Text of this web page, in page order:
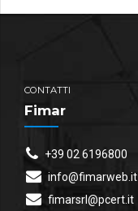
CONTATTI
Fimar
+39 02 6196800
info@fimarweb.it
fimarsrl@pcert.it